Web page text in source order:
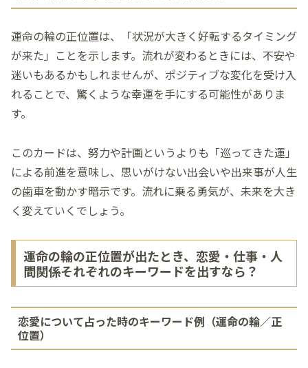
運命の輪の正位置は、「状況が大きく好転するタイミング
が来た」ことを示します。流れが変わるときには、不安や
迷いもあるかもしれませんが、ポジティブな変化を受け入
れることで、驚くような幸運を手にする可能性がありま
す。
このカードは、努力や計画というよりも「巡ってきた運」
による前進を意味し、思いがけない出会いや出来事が人生
の歯車を動かす暗示です。流れに乗る勇気が、未来を大き
く変えていくでしょう。
運命の輪の正位置が出たとき、恋愛・仕事・人
間関係それぞれのキーワードを出すなら？
恋愛について占った時のキーワード例（運命の輪／正
位置）